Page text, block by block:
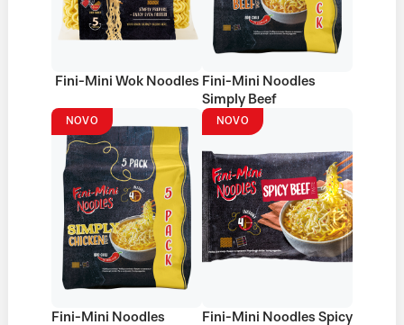
Fini-Mini Wok Noodles Fini-Mini Noodles
Simply Beef
NOVO
Fini-Mini Noodles
NOVO
Fini-Mini Noodles Spicy